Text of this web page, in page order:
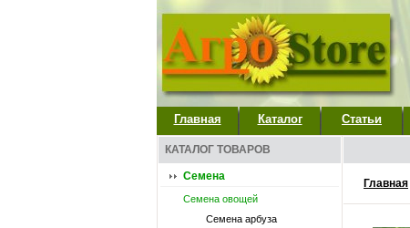
Главная Каталог Статьи
КАТАЛОГ ТОВАРОВ
Семена
Семена овощей
Семена арбуза
Главная